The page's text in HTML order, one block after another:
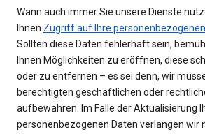
Wann auch immer Sie unsere Dienste
Ihnen Zugriff auf Ihre
Sollten diese Daten fehlerhaft sein,
Ihnen Möglichkeiten zu eröffnen, diese
oder zu entfernen – es sei denn, wir
berechtigten geschäftlichen oder
aufbewahren. Im Falle der Aktualisierung
personenbezogenen Daten verlangen wir